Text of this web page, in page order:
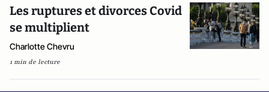
Les ruptures et divorces Covid
se multiplient
Charlotte Chevru
1 min de lecture